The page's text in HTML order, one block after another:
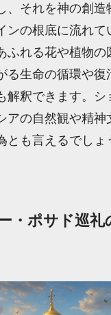
、それを神の創造
ンの根底に流れて
ふれる花や植物の
る生命の循環や復
解釈できます。シ
アの自然観や精神
とも言えるでしょ
・ポサド巡礼